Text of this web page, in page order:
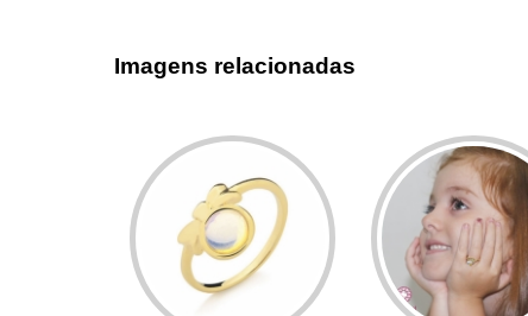
Imagens relacionadas